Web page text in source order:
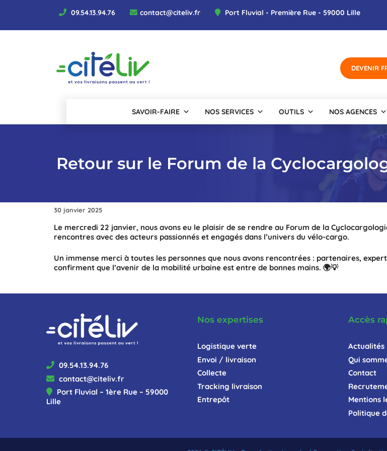
09.54.13.94.76 contact@citeliv.fr Port Fluvial - Première Rue - 59000 Lille
SAVOIR-FAIRE NOS SERVICES OUTILS NOS AGENCES
Retour sur le Forum de la
30 janvier 2025
Le mercredi 22 janvier, nous avons eu le plaisir de se rendre au Forum de la
rencontres avec des acteurs passionnés et engagés dans l’univers du vélo-cargo.
Un immense merci à toutes les personnes que nous avons rencontrées : partenaires,
confirment que l’avenir de la mobilité urbaine est entre de bonnes mains. 🌍💡
09.54.13.94.76
contact@citeliv.fr
Port Fluvial – 1ère Rue – 59000
Lille
Nos expertises
Logistique verte
Envoi / livraison
Collecte
Tracking livraison
Entrepôt
Accès
Actualités
Qui
Contact
Mentions
Politique